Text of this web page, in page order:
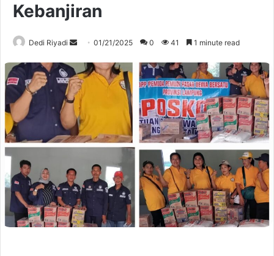
Kebanjiran
Dedi Riyadi
Send
email
01/21/2025 0 41 1 minute read